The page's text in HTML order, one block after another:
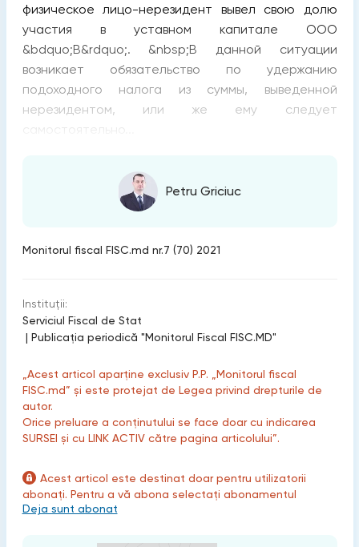
физическое лицо-нерезидент вывел свою долю
участия в уставном капитале ООО
&bdquo;B&rdquo;. &nbsp;В данной ситуации
возникает обязательство по удержанию
подоходного налога из суммы, выведенной
нерезидентом, или же ему следует
Petru Griciuc
Monitorul fiscal FISC.md nr.7 (70) 2021
Instituții:
Serviciul Fiscal de Stat
| Publicaţia periodică "Monitorul Fiscal FISC.MD"
„Acest articol aparține exclusiv P.P. „Monitorul fiscal
FISC.md” și este protejat de Legea privind drepturile de
autor.
Orice preluare a conținutului se face doar cu indicarea
SURSEI și cu LINK ACTIV către pagina articolului”.
Acest articol este destinat doar pentru utilizatorii
abonați. Pentru a vă abona selectați abonamentul
Deja sunt abonat